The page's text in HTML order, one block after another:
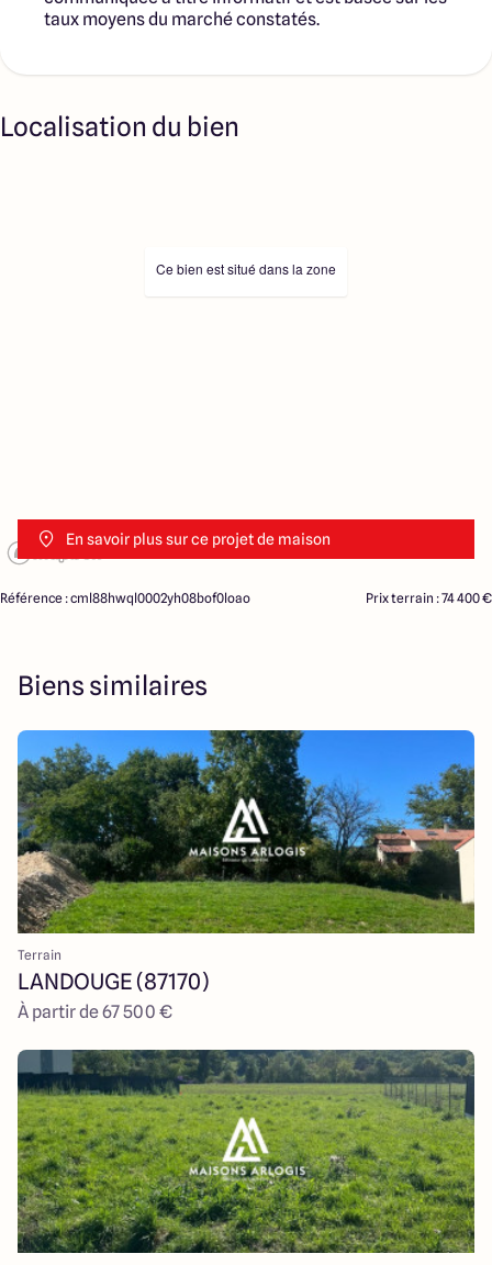
taux moyens du marché constatés.
Localisation du bien
En savoir plus sur ce projet de maison
Ce bien est situé dans la zone
Référence : cml88hwql0002yh08bof0loao Prix terrain : 74 400 €
Biens similaires
Terrain
LANDOUGE (87170)
À partir de 67 500 €